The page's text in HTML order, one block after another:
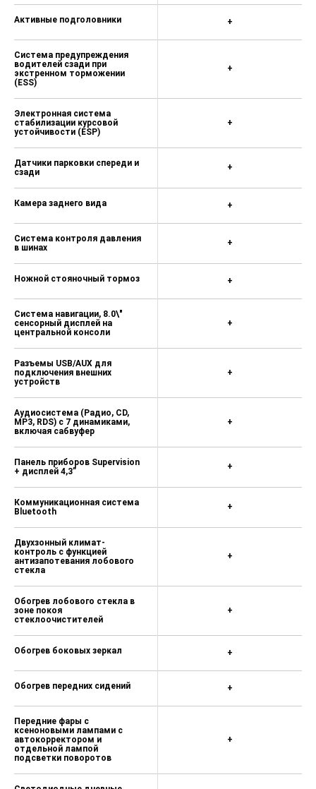
Активные подголовники
Система предупреждения
водителей сзади при
экстренном торможении
(ESS)
Электронная система
стабилизации курсовой
устойчивости (ESP)
Датчики парковки спереди и
сзади
Камера заднего вида
Система контроля давления
в шинах
Ножной стояночный тормоз
Система навигации, 8.0\"
сенсорный дисплей на
центральной консоли
Разъемы USB/AUX для
подключения внешних
устройств
Аудиосистема (Радио, СD,
MP3, RDS) с 7 динамиками,
включая сабвуфер
Панель приборов Supervision
+ дисплей 4,3”
Коммуникационная система
Bluetooth
Двухзонный климат-
контроль с функцией
антизапотевания лобового
стекла
Обогрев лобового стекла в
зоне покоя
стеклоочистителей
Обогрев боковых зеркал
Обогрев передних сидений
Передние фары с
ксеноновыми лампами с
автокорректором и
отдельной лампой
подсветки поворотов
+
+
+
+
+
+
+
+
+
+
+
+
+
+
+
+
+